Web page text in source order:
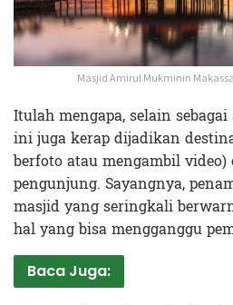
Masjid Amirul Mukminin
Itulah mengapa, selain
ini juga kerap dijadikan
berfoto atau mengambil
pengunjung. Sayangnya,
masjid yang seringkali
hal yang bisa mengganggu
Baca Juga: